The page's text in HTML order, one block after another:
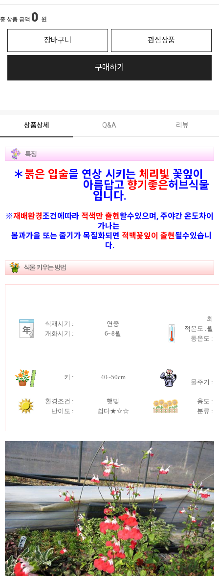
총 상품 금액 0 원
장바구니 관심상품
구매하기
상품상세 Q&A 리뷰
＊붉은 입술을 연상 시키는 체리빛 꽃잎이
아름답고 향기좋은허브식물
입니다.
※재배환경조건에따라 적색만 출현할수있으며,주야간 온도차이
가나는
봄과가을 또는 줄기가 목질화되면 적백꽃잎이 출현될수있습니
다.
식재시기 :
개화시기 :
연중
6~8월
최
적온도 :월
동온도 :
키 : 40~50cm
물주기 :
환경조건 :
난이도 :
햇빛
쉽다★☆☆
용도 :
분류 :